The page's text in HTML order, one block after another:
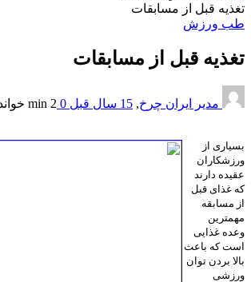
تغذیه قبل از مسابقات
طب ورزش
تغذیه قبل از مسابقات
مدیر ایران چرخ, 15 سال قبل 0
2 min
بسیاری از
ورزشکاران
عقیده دارند
که غذای قبل
از مسابقه
مهمترین
وعده غذایی
است که باعث
بالا بردن توان
ورزشی